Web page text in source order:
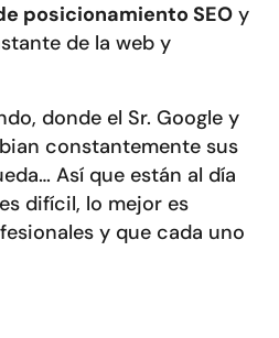
posicionamiento SEO y
de la web y
donde el Sr. Google y
constantemente sus
Así que están al día
difícil, lo mejor es
y que cada uno